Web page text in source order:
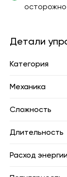
осторожно
Детали
Категория
Механика
Сложность
Длительность
Расход